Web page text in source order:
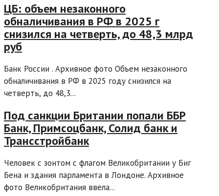
ЦБ: объем незаконного
обналичивания в РФ в 2025 г
снизился на четверть, до 48,3 млрд
руб
Банк России . Архивное фото Объем незаконного
обналичивания в РФ в 2025 году снизился на
четверть, до 48,3...
Под санкции Британии попали ББР
Банк, Примсоцбанк, Солид банк и
Трансстройбанк
Человек с зонтом с флагом Великобритании у Биг
Бена и здания парламента в Лондоне. Архивное
фото Великобритания ввела...